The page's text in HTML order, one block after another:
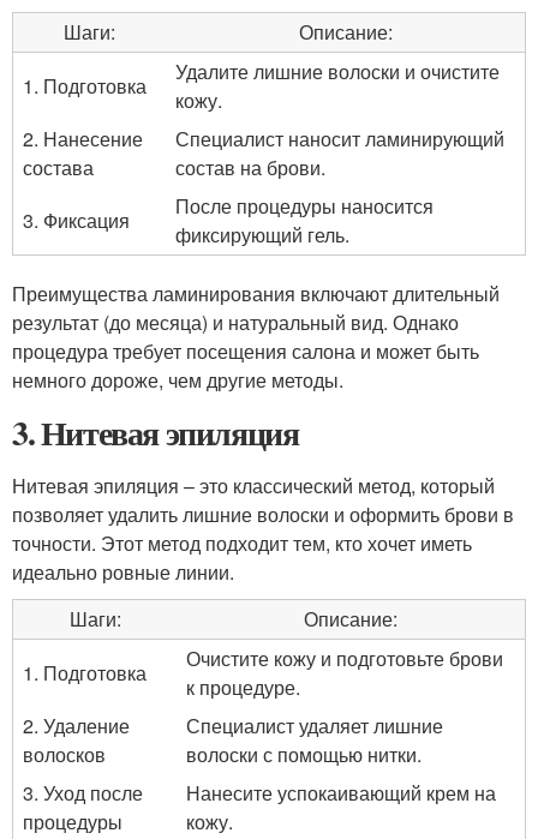
Шаги:
Описание:
1. Подготовка
Удалите лишние волоски и очистите
кожу.
2. Нанесение
состава
Специалист наносит ламинирующий
состав на брови.
3. Фиксация
После процедуры наносится
фиксирующий гель.
Преимущества ламинирования включают длительный
результат (до месяца) и натуральный вид. Однако
процедура требует посещения салона и может быть
немного дороже, чем другие методы.
3. Нитевая эпиляция
Нитевая эпиляция – это классический метод, который
позволяет удалить лишние волоски и оформить брови в
точности. Этот метод подходит тем, кто хочет иметь
идеально ровные линии.
Шаги:
Описание:
1. Подготовка
Очистите кожу и подготовьте брови
к процедуре.
2. Удаление
волосков
Специалист удаляет лишние
волоски с помощью нитки.
3. Уход после
процедуры
Нанесите успокаивающий крем на
кожу.